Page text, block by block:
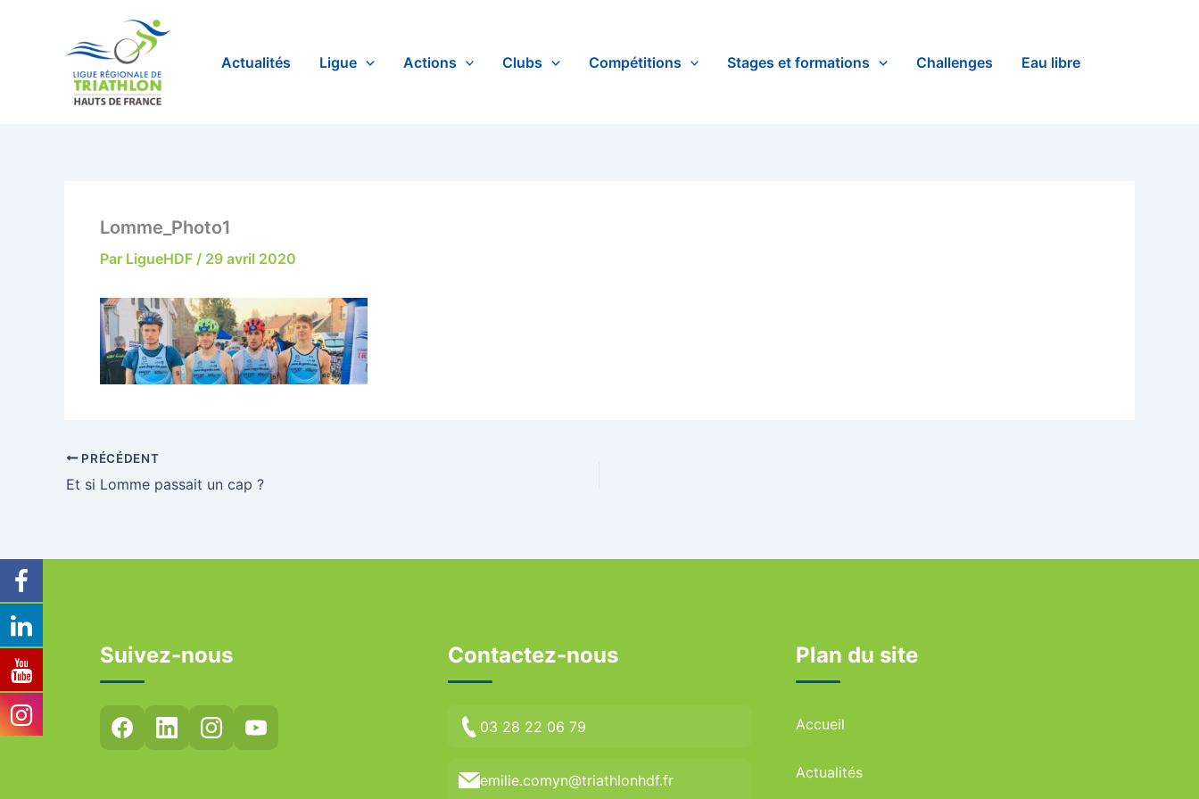
Actualités Ligue Actions Clubs Compétitions Stages et formations Challenges Eau libre
Lomme_Photo1
Par LigueHDF / 29 avril 2020
PRÉCÉDENT
Et si Lomme passait un cap ?
Suivez-nous Contactez-nous
03 28 22 06 79
emilie.comyn@triathlonhdf.fr
Plan du site
Accueil
Actualités